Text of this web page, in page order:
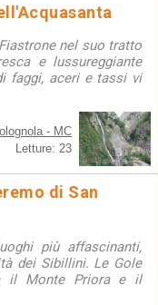
nel suo tratto
e lussureggiante
faggi, aceri e tassi vi
- MC
Letture: 23
di San
più affascinanti,
dei Sibillini. Le Gole
il Monte Priora e il